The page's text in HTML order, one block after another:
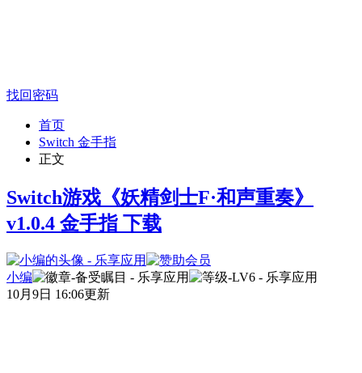
找回密码
首页
Switch 金手指
正文
Switch游戏《妖精剑士F·和声重奏》
v1.0.4 金手指 下载
小编
10月9日 16:06更新